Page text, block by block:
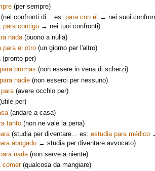
(per sempre)
(nei confronti di... es: para con él → nei suoi
para contigo → nei tuoi confronti)
nada (buono a nulla)
para el otro (un giorno per l'altro)
(pronto per)
bromas (non essere in vena di scherzi)
nadie (non esserci per nessuno)
(avere occhio per)
per)
(andare a casa)
tanto (non ne vale la pena)
(studia per diventare... es: estudia para médico
abogado → studia per diventare avvocato)
nada (non serve a niente)
comer(qualcosa da mangiare)